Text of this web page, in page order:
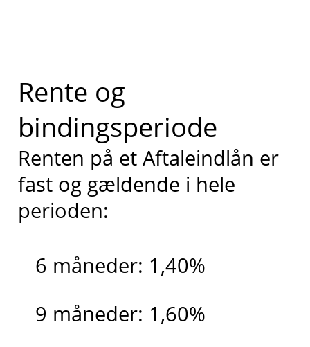
Rente og
bindingsperiode
Renten på et Aftaleindlån er
fast og gældende i hele
perioden:
6 måneder: 1,40%
9 måneder: 1,60%